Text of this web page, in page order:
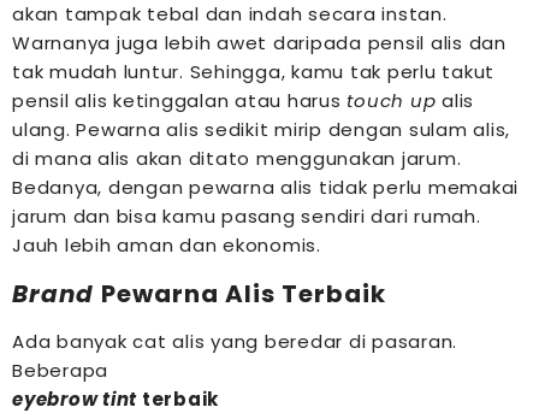
akan tampak tebal dan indah secara instan.
Warnanya juga lebih awet daripada pensil alis dan
tak mudah luntur. Sehingga, kamu tak perlu takut
pensil alis ketinggalan atau harus touch up alis
ulang.Pewarna alis sedikit mirip dengan sulam alis,
di mana alis akan ditato menggunakan jarum.
Bedanya, dengan pewarna alis tidak perlu memakai
jarum dan bisa kamu pasang sendiri dari rumah.
Jauh lebih aman dan ekonomis.
Brand Pewarna Alis Terbaik
Ada banyak cat alis yang beredar di pasaran.
Beberapa
eyebrow tint terbaik